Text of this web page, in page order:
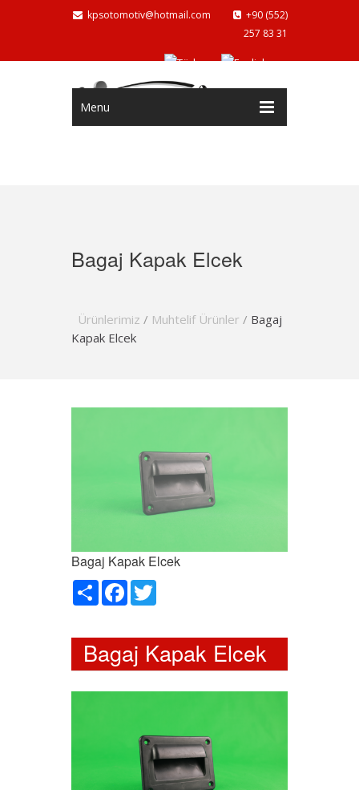
kpsotomotiv@hotmail.com
+90 (552)
257 83 31
Menu
Bagaj Kapak Elcek
Ürünlerimiz / Muhtelif Ürünler / Bagaj
Kapak Elcek
Bagaj Kapak Elcek
PaylaşFacebook
Bagaj Kapak Elcek